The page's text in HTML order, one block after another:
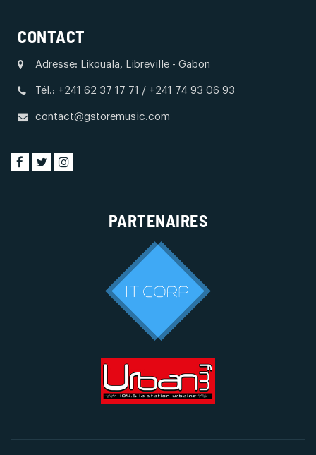
CONTACT
Adresse: Likouala, Libreville - Gabon
Tél.: +241 62 37 17 71 / +241 74 93 06 93
contact@gstoremusic.com
PARTENAIRES